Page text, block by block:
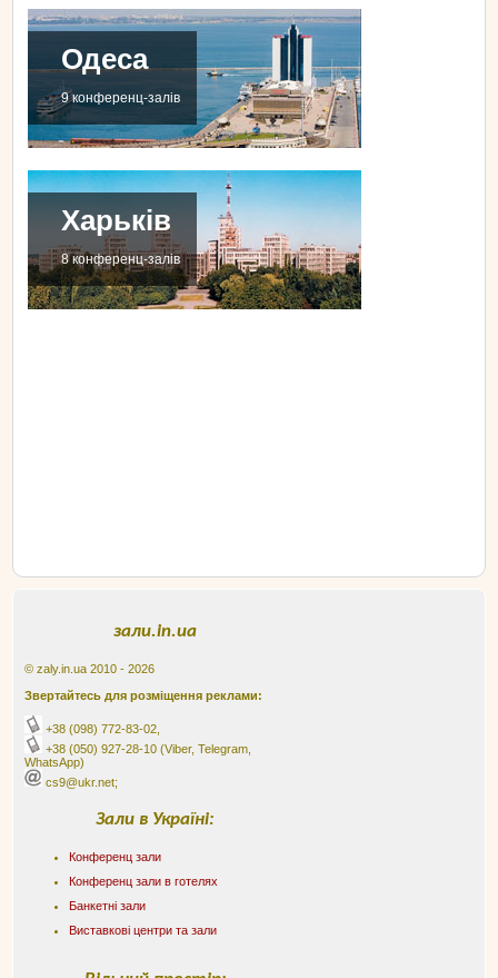
Одеса
9 конференц-залів
Харьків
8 конференц-залів
зали.in.ua
© zaly.in.ua 2010 - 2026
Звертайтесь для розміщення реклами:
+38 (098) 772-83-02
+38 (050) 927-28-10 (Viber, Telegram,
WhatsApp)
cs9@ukr.net;
Зали в Україні:
Конференц зали
Конференц зали в готелях
Банкетні зали
Виставкові центри та зали